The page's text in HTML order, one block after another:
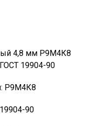
4,8 мм Р9М4К8
19904-90
Р9М4К8
90